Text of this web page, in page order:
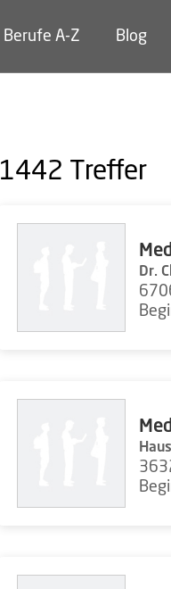
Berufe A-Z Blog
1442 Treffer
Dr.